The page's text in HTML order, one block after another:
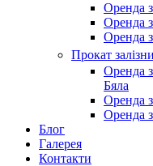
Оренда
Оренда
Оренда
Прокат
Оренда
Бяла
Оренда
Оренда
Блог
Галерея
Контакти